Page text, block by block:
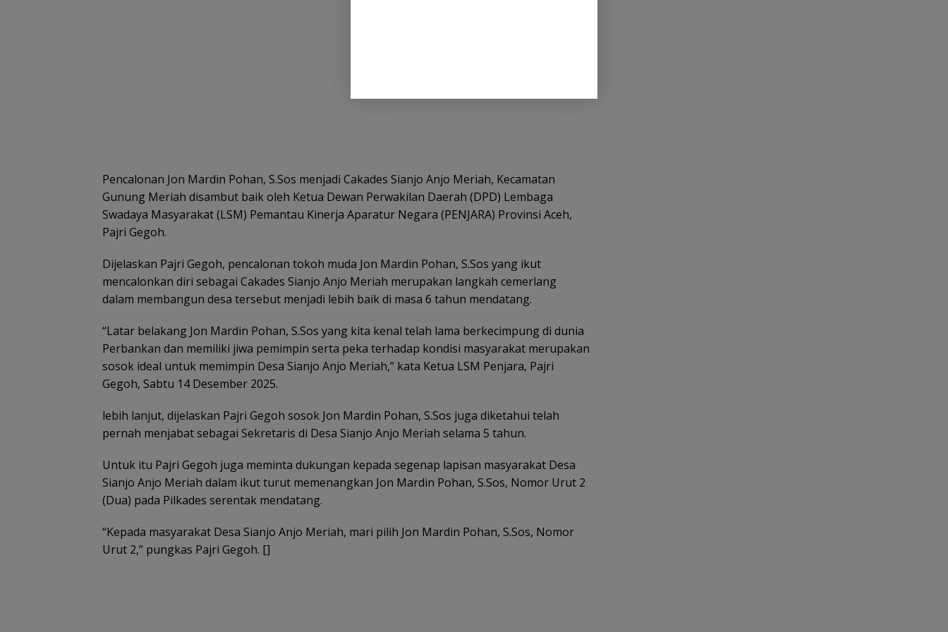
Pencalonan Jon Mardin Pohan, S.Sos menjadi Cakades Sianjo Anjo Meriah, Kecamatan
Gunung Meriah disambut baik oleh Ketua Dewan Perwakilan Daerah (DPD) Lembaga
Swadaya Masyarakat (LSM) Pemantau Kinerja Aparatur Negara (PENJARA) Provinsi Aceh,
Pajri Gegoh.
Dijelaskan Pajri Gegoh, pencalonan tokoh muda Jon Mardin Pohan, S.Sos yang ikut
mencalonkan diri sebagai Cakades Sianjo Anjo Meriah merupakan langkah cemerlang
dalam membangun desa tersebut menjadi lebih baik di masa 6 tahun mendatang.
“Latar belakang Jon Mardin Pohan, S.Sos yang kita kenal telah lama berkecimpung di dunia
Perbankan dan memiliki jiwa pemimpin serta peka terhadap kondisi masyarakat merupakan
sosok ideal untuk memimpin Desa Sianjo Anjo Meriah,” kata Ketua LSM Penjara, Pajri
Gegoh, Sabtu 14 Desember 2025.
lebih lanjut, dijelaskan Pajri Gegoh sosok Jon Mardin Pohan, S.Sos juga diketahui telah
pernah menjabat sebagai Sekretaris di Desa Sianjo Anjo Meriah selama 5 tahun.
Untuk itu Pajri Gegoh juga meminta dukungan kepada segenap lapisan masyarakat Desa
Sianjo Anjo Meriah dalam ikut turut memenangkan Jon Mardin Pohan, S.Sos, Nomor Urut 2
(Dua) pada Pilkades serentak mendatang.
“Kepada masyarakat Desa Sianjo Anjo Meriah, mari pilih Jon Mardin Pohan, S.Sos, Nomor
Urut 2,” pungkas Pajri Gegoh. []